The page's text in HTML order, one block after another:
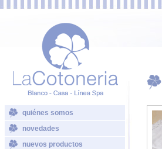
quiénes somos
novedades
nuevos productos